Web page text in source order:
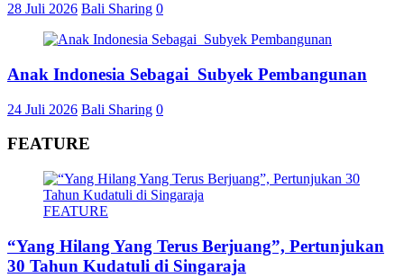
28 Juli 2026 Bali Sharing 0
Anak Indonesia Sebagai Subyek Pembangunan
24 Juli 2026 Bali Sharing 0
FEATURE
FEATURE
“Yang Hilang Yang Terus Berjuang”, Pertunjukan
30 Tahun Kudatuli di Singaraja